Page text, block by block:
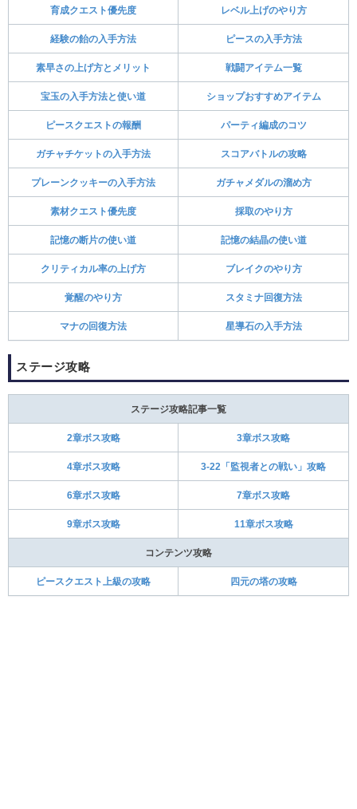
育成クエスト優先度 レベル上げのやり方
経験の飴の入手方法 ピースの入手方法
素早さの上げ方とメリット 戦闘アイテム一覧
宝玉の入手方法と使い道 ショップおすすめアイテム
ピースクエストの報酬 パーティ編成のコツ
ガチャチケットの入手方法 スコアバトルの攻略
プレーンクッキーの入手方法 ガチャメダルの溜め方
素材クエスト優先度 採取のやり方
記憶の断片の使い道 記憶の結晶の使い道
クリティカル率の上げ方 ブレイクのやり方
覚醒のやり方 スタミナ回復方法
マナの回復方法 星導石の入手方法
ステージ攻略
ステージ攻略記事一覧
2章ボス攻略 3章ボス攻略
4章ボス攻略 3-22「監視者との戦い」攻略
6章ボス攻略 7章ボス攻略
9章ボス攻略 11章ボス攻略
コンテンツ攻略
ピースクエスト上級の攻略 四元の塔の攻略